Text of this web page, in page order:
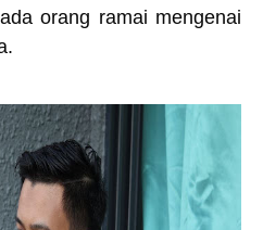
orang ramai mengenai